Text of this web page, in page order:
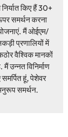
किए हैं 30+
समर्थन करना
मैं ओईएम/
प्रणालियों में
वैश्विक मानकों
उन्नत विनिर्माण
हूं, पेशेवर
समर्थन.